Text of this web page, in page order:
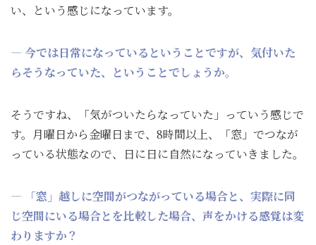
い、という感じになっています。
― 今では日常になっているということですが、気付いた
らそうなっていた、ということでしょうか。
そうですね、「気がついたらなっていた」っていう感じで
す。月曜日から金曜日まで、8時間以上、「窓」でつなが
っている状態なので、日に日に自然になっていきました。
― 「窓」越しに空間がつながっている場合と、実際に同
じ空間にいる場合とを比較した場合、声をかける感覚は変
わりますか？